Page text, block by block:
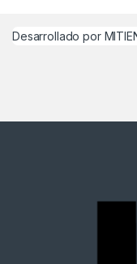
Desarrollado por